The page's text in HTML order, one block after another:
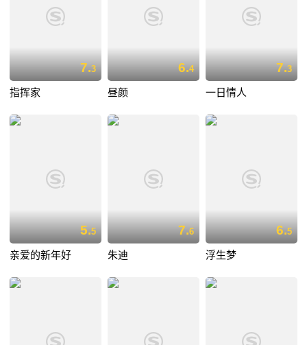
7.3
指挥家
6.4
昼颜
7.3
一日情人
5.5
亲爱的新年好
7.6
朱迪
6.5
浮生梦